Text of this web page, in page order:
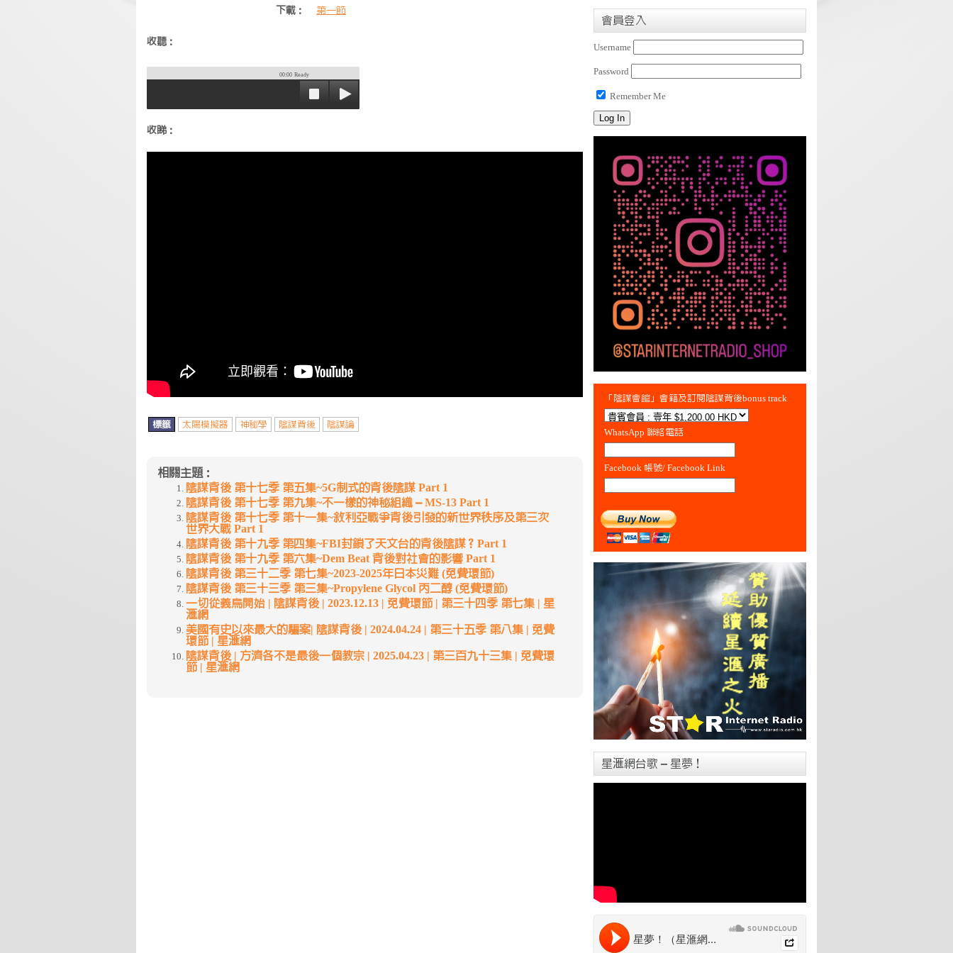
下載： 第一節
收聽：
00:00 Ready
收睇：
標籤 太陽模擬器 神秘學 陰謀背後 陰謀論
相關主題：
陰謀背後 第十七季 第五集~5G制式的背後陰謀 Part 1
陰謀背後 第十七季 第九集~不一樣的神秘組織 – MS-13 Part 1
陰謀背後 第十七季 第十一集~敘利亞戰爭背後引發的新世界秩序及第三次
世界大戰 Part 1
陰謀背後 第十九季 第四集~FBI封鎖了天文台的背後陰謀？Part 1
陰謀背後 第十九季 第六集~Dem Beat 背後對社會的影響 Part 1
陰謀背後 第三十二季 第七集~2023-2025年日本災難 (免費環節)
陰謀背後 第三十三季 第三集~Propylene Glycol 丙二醇 (免費環節)
一切從義烏開始 | 陰謀背後 | 2023.12.13 | 免費環節 | 第三十四季 第七集 | 星
滙網
美國有史以來最大的騙案| 陰謀背後 | 2024.04.24 | 第三十五季 第八集 | 免費
環節 | 星滙網
陰謀背後 | 方濟各不是最後一個教宗 | 2025.04.23 | 第三百九十三集 | 免費環
節 | 星滙網
會員登入
Username
Password
Remember Me
「陰謀會館」會籍及訂閱陰謀背後bonus track
WhatsApp 聯絡電話
Facebook 帳號/ Facebook Link
星滙網台歌 – 星夢！